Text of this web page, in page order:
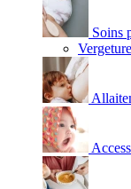
Soins